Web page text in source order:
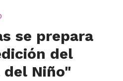
se prepara
del
del Niño"